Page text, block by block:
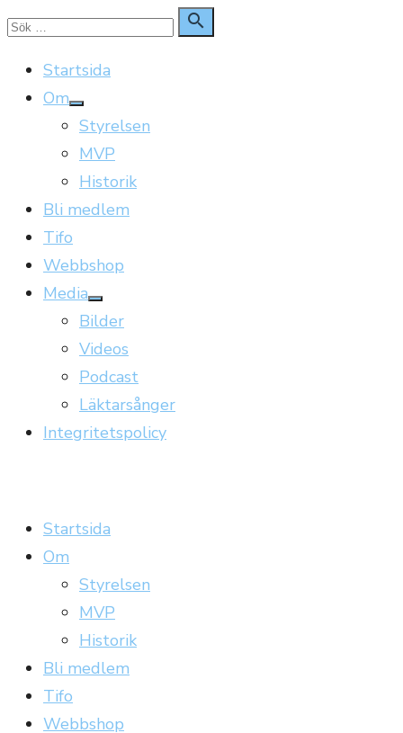
Hoppa
innehåll
Sök

Sök
Startsida
Om
Visa
undermeny
Styrelsen
MVP
Historik
Bli medlem
Tifo
Webbshop
Media
Visa
undermeny
Bilder
Videos
Podcast
Läktarsånger
Integritetspolicy
Startsida
Om
Styrelsen
MVP
Historik
Bli medlem
Tifo
Webbshop